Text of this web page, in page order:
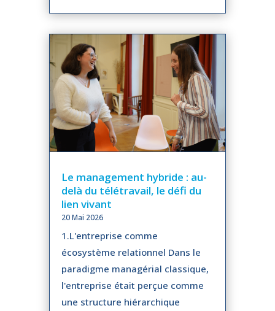
Le management hybride : au-
delà du télétravail, le défi du
lien vivant
20 Mai 2026
1.L'entreprise comme
écosystème relationnel Dans le
paradigme managérial classique,
l'entreprise était perçue comme
une structure hiérarchique